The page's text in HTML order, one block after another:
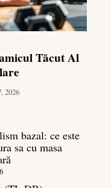
Tăcut Al
2026
bazal: ce este
sa cu masa